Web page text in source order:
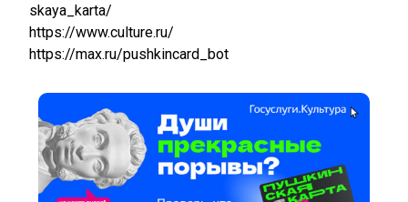
skaya_karta/
https://www.culture.ru/
https://max.ru/pushkincard_bot